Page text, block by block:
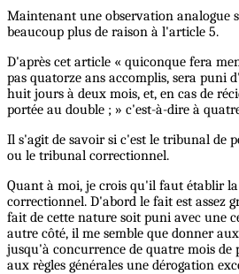
Maintenant une observation analogue
beaucoup plus de raison à l'article 5.
D'après cet article « quiconque fera
pas quatorze ans accomplis, sera puni
huit jours à deux mois, et, en cas de
portée au double ; » c'est-à-dire à
Il s'agit de savoir si c'est le tribunal de
ou le tribunal correctionnel.
Quant à moi, je crois qu'il faut établir
correctionnel. D'abord le fait est assez
fait de cette nature soit puni avec une
autre côté, il me semble que donner
jusqu'à concurrence de quatre mois de
aux règles générales une dérogation